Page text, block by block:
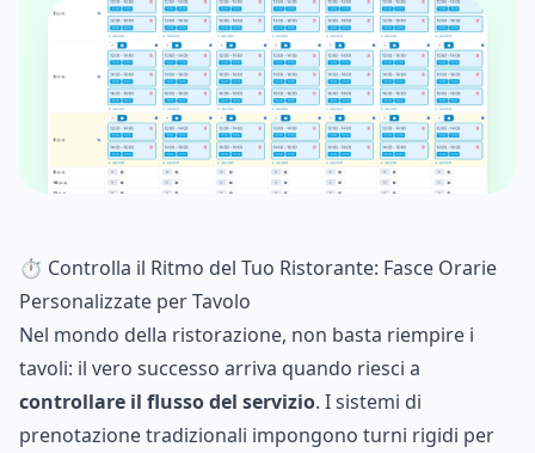
⏱️ Controlla il Ritmo del Tuo Ristorante: Fasce Orarie
Personalizzate per Tavolo
Nel mondo della ristorazione, non basta riempire i
tavoli: il vero successo arriva quando riesci a
controllare il flusso del servizio. I sistemi di
prenotazione tradizionali impongono turni rigidi per